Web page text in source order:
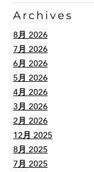
Archives
8月 2026
7月 2026
6月 2026
5月 2026
4月 2026
3月 2026
2月 2026
12月 2025
8月 2025
7月 2025